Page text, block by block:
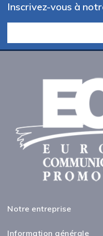
Inscrivez-vous à
Notre entreprise
Information générale